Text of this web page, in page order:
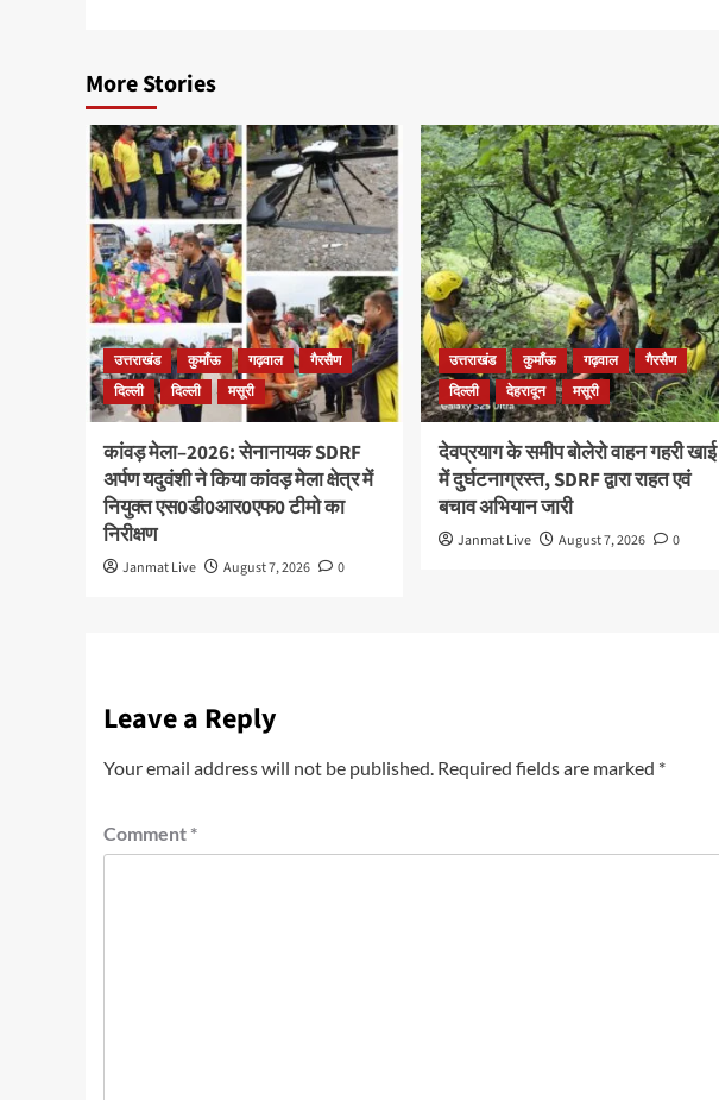
More Stories
उत्तराखंड कुमाँऊ गढ़वाल
गैरसैण
दिल्ली
दिल्ली मसूरी
कांवड़ मेला–2026: सेनानायक SDRF
अर्पण यदुवंशी ने किया कांवड़ मेला क्षेत्र में
नियुक्त एस0डी0आर0एफ0 टीमो का
निरीक्षण
Janmat Live August 7, 2026 0
उत्तराखंड कुमाँऊ गढ़वाल
गैरसैण
दिल्ली
देहरादून मसूरी
देवप्रयाग के समीप बोलेरो वाहन गहरी खाई
में दुर्घटनाग्रस्त, SDRF द्वारा राहत एवं
बचाव अभियान जारी
Janmat Live August 7, 2026 0
Leave a Reply
Your email address will not be published. Required fields are marked *
Comment *